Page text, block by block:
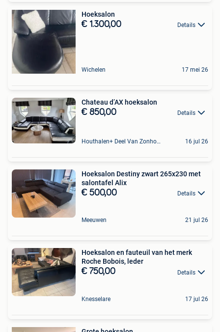
Hoeksalon
€ 1.300,00 Details
Wichelen 17 mei 26
Chateau d’AX hoeksalon
€ 850,00 Details
Houthalen+ Deel Van Zonhoven En Zolder 16 jul 26
Hoeksalon Destiny zwart 265x230 met
salontafel Alix
€ 500,00 Details
Meeuwen 21 jul 26
Hoeksalon en fauteuil van het merk
Roche Bobois, leder
€ 750,00 Details
Knesselare 17 jul 26